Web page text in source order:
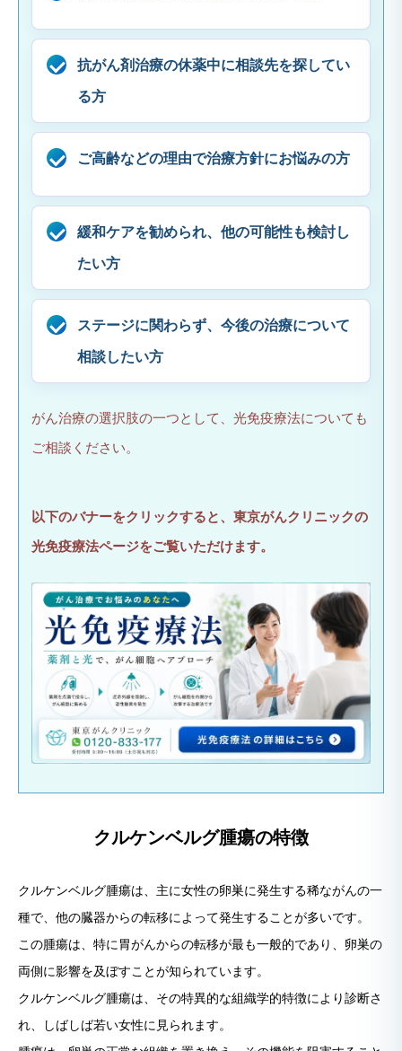
抗がん剤治療の休薬中に相談先を探してい
る方
ご高齢などの理由で治療方針にお悩みの方
緩和ケアを勧められ、他の可能性も検討し
たい方
ステージに関わらず、今後の治療について
相談したい方
がん治療の選択肢の一つとして、光免疫療法についても
ご相談ください。
以下のバナーをクリックすると、東京がんクリニックの
光免疫療法ページをご覧いただけます。
クルケンベルグ腫瘍の特徴
クルケンベルグ腫瘍は、主に女性の卵巣に発生する稀ながんの一
種で、他の臓器からの転移によって発生することが多いです。
この腫瘍は、特に胃がんからの転移が最も一般的であり、卵巣の
両側に影響を及ぼすことが知られています。
クルケンベルグ腫瘍は、その特異的な組織学的特徴により診断さ
れ、しばしば若い女性に見られます。